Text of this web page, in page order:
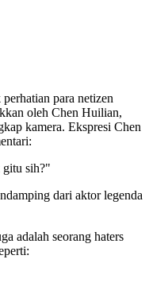
para netizen
oleh Chen Huilian,
kamera. Ekspresi Chen
sih?"
dari aktor legenda
adalah seorang haters